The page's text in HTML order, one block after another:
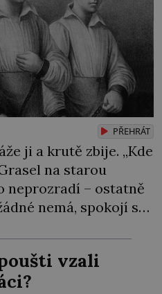
PŘEHRÁT
ji a krutě zbije. „Kde
na starou
neprozradí – ostatně
nemá, spokojí se
umírá. Je to muž
budí hrůzu ještě
[…]
vzali